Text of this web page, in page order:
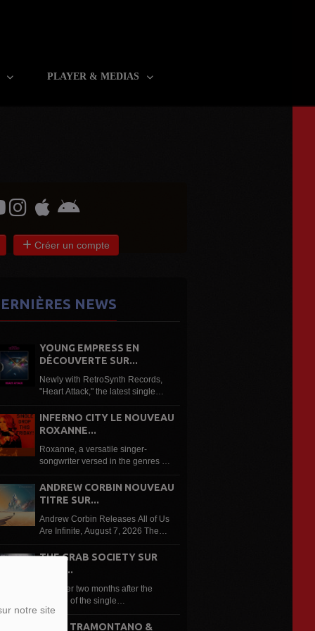
notre site
PLAYER & MEDIAS
Créer un compte
NEWS
YOUNG EMPRESS EN
DÉCOUVERTE SUR...
Newly with RetroSynth Records,
"Heart Attack," the latest single
electrifying synthwave anthem that
combines soaring guitars,
cinematic production...
INFERNO CITY LE NOUVEAU
ROXANNE...
Roxanne, a versatile singer-
songwriter versed in the genres of
rock, blues, jazz, soul, disco, funk,
and reggae, is an up-and-coming
ANDREW CORBIN NOUVEAU
TITRE SUR...
Andrew Corbin Releases All of Us
Are Infinite, August 7, 2026 The
upcoming and unfinished album to
THE GRAB SOCIETY SUR
LRDR...
Just over two months after the
release of the single
“Reincarnation”, it is followed up in
the form of a jam- packed remix
FONZ TRAMONTANO &